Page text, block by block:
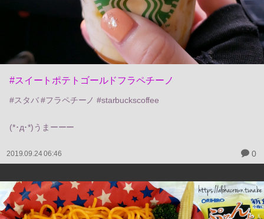
#スイートポテトゴールドフラペチーノ
#スタバ #フラペチーノ #starbuckscoffee
(*･д･*)うまーーー
2019.09.24 06:46 0